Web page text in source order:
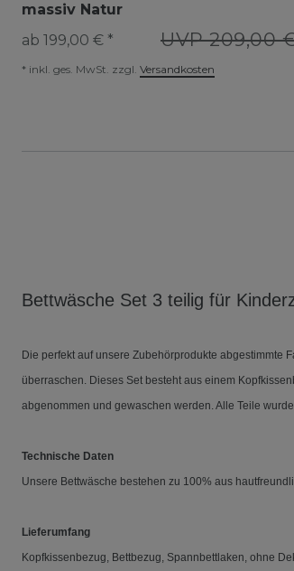
massiv Natur
UVP 209,00
ab 199,00 € *
* inkl. ges. MwSt. zzgl. Versandkosten
Bettwäsche Set 3 teilig für
Die perfekt auf unsere Zubehörprodukte abgestimmte
überraschen. Dieses Set besteht aus einem
abgenommen und gewaschen werden. Alle Teile
Technische Daten
Unsere Bettwäsche bestehen zu 100% aus
Lieferumfang
Kopfkissenbezug, Bettbezug, Spannbettlaken, ohne